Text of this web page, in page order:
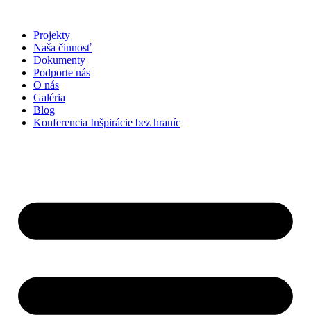
obsah
Projekty
Naša činnosť
Dokumenty
Podporte nás
O nás
Galéria
Blog
Konferencia Inšpirácie bez hraníc